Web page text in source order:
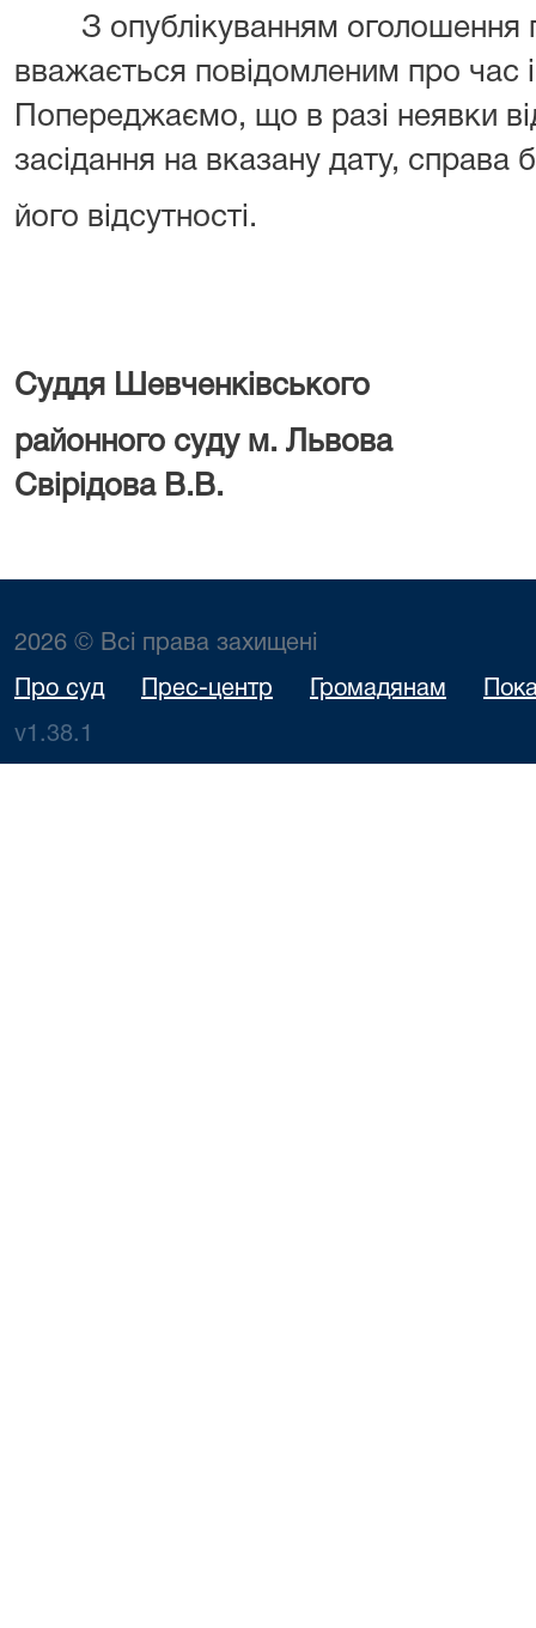
З опублікуванням оголошення
вважається повідомленим про час
Попереджаємо, що в разі неявки
засідання на вказану дату, справа
його відсутності.
Суддя Шевченківського
районного
Свірідова В.В.
2026 © Всі права захищені
Про суд Прес-центр Громадянам
v1.38.1